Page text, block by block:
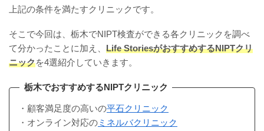
上記の条件を満たすクリニックです。
そこで今回は、栃木でNIPT検査ができる各クリニックを調べ
て分かったことに加え、 Life StoriesがおすすめするNIPTクリ
ニックを4選紹介していきます。
栃木でおすすめするNIPTクリニック
・顧客満足度の高いの平石クリニック
・オンライン対応のミネルバクリニック